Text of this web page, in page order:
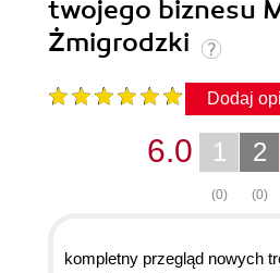
twojego biznesu
Żmigrodzki
Dodaj
2
(0)
1
(0)
6.0
kompletny przegląd nowych